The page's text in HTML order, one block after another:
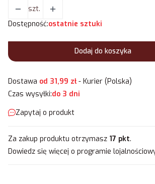
szt.
Dostępność:ostatnie sztuki
Dodaj do koszyka
Dostawa od 31,99 zł- Kurier (Polska)
Czas wysyłki:do 3 dni
Zapytaj o produkt
Za zakup produktu otrzymasz 17 pkt.
Dowiedz się więcej o programie